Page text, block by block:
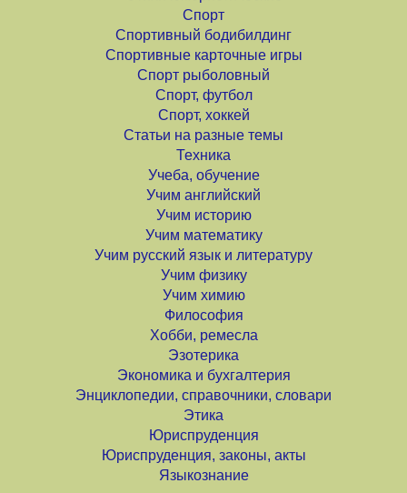
Спорт
Спортивный бодибилдинг
Спортивные карточные игры
Спорт рыболовный
Спорт, футбол
Спорт, хоккей
Статьи на разные темы
Техника
Учеба, обучение
Учим английский
Учим историю
Учим математику
Учим русский язык и литературу
Учим физику
Учим химию
Философия
Хобби, ремесла
Эзотерика
Экономика и бухгалтерия
Энциклопедии, справочники, словари
Этика
Юриспруденция
Юриспруденция, законы, акты
Языкознание